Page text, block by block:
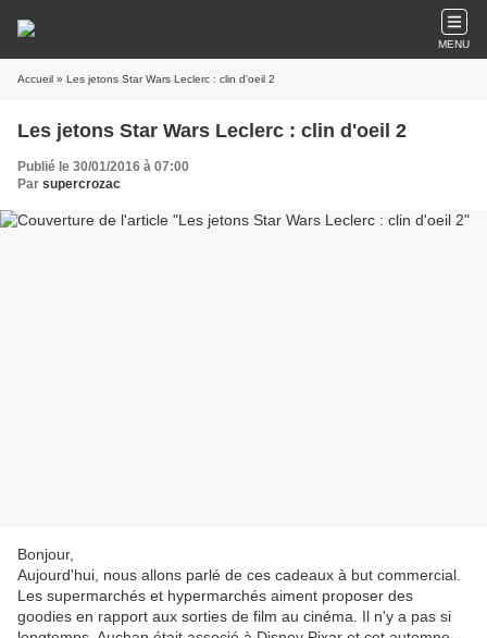
MENU
Accueil » Les jetons Star Wars Leclerc : clin d'oeil 2
Les jetons Star Wars Leclerc : clin d'oeil 2
Publié le 30/01/2016 à 07:00
Par supercrozac
Bonjour,
Aujourd'hui, nous allons parlé de ces cadeaux à but commercial.
Les supermarchés et hypermarchés aiment proposer des
goodies en rapport aux sorties de film au cinéma. Il n'y a pas si